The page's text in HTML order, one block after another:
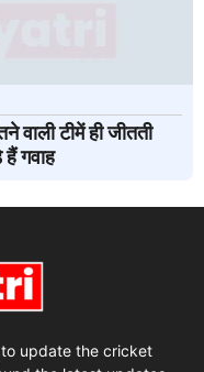
टीमें ही जीतती
गवाह
update the cricket